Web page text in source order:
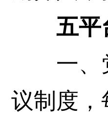
五平
一、党
议制度，